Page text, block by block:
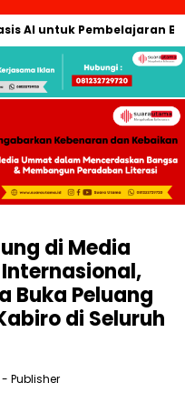
Pembelajaran
di Media
Buka Peluang
di Seluruh
- Publisher